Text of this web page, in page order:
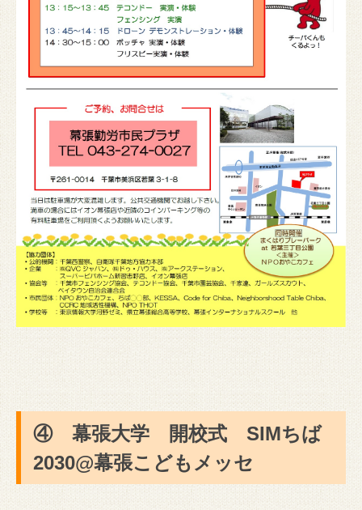
④ 幕張大学 開校式 SIMちば
2030@幕張こどもメッセ